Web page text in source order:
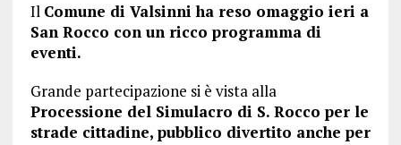
Il Comune di Valsinni ha reso omaggio ieri a
San Rocco con un ricco programma di
eventi.
Grande partecipazione si è vista alla
Processione del Simulacro di S. Rocco per le
strade cittadine, pubblico divertito anche per